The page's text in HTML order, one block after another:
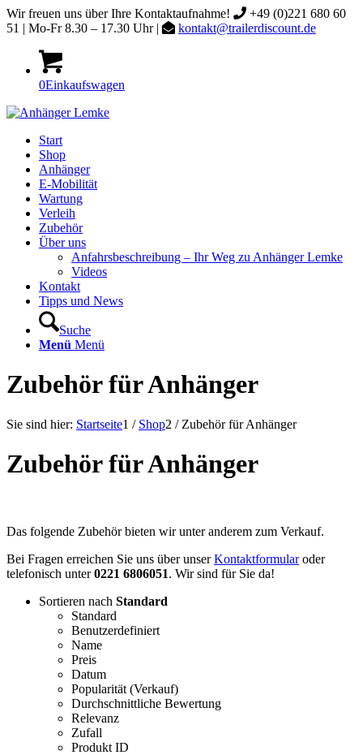
Wir freuen uns über Ihre Kontaktaufnahme!
+49 (0)221 680 60
51 | Mo-Fr 8.30 – 17.30 Uhr |
kontakt@trailerdiscount.de
0Einkaufswagen
Start
Shop
Anhänger
E-Mobilität
Wartung
Verleih
Zubehör
Über uns
Anfahrsbeschreibung – Ihr Weg zu Anhänger Lemke
Videos
Kontakt
Tipps und News
Suche
Menü Menü
Zubehör für Anhänger
Sie sind hier: Startseite1 / Shop2 / Zubehör für Anhänger
Zubehör für Anhänger
Das folgende Zubehör bieten wir unter anderem zum Verkauf.
Bei Fragen erreichen Sie uns über unserKontaktformularoder
telefonisch unter0221 6806051. Wir sind für Sie da!
Sortieren nach Standard
Standard
Benutzerdefiniert
Name
Preis
Datum
Popularität (Verkauf)
Durchschnittliche Bewertung
Relevanz
Zufall
Produkt ID